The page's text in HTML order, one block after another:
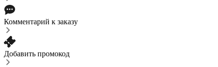
Комментарий к заказу
Добавить промокод